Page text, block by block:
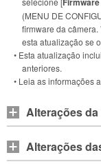
(MENU DE
firmware da
esta atualização se
• Esta atualização
anteriores.
• Leia as informações
Alterações
Alterações